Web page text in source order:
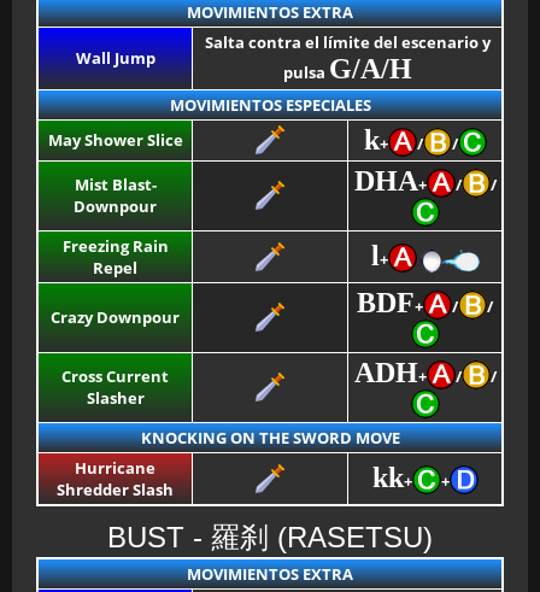
MOVIMIENTOS EXTRA
Wall Jump
Salta contra el límite del escenario y
pulsa G/A/H
MOVIMIENTOS ESPECIALES
May Shower Slice
k+ /
/
Mist Blast-
Downpour
DHA+ / /
Freezing Rain
Repel
l+
Crazy Downpour BDF+ / /
Cross Current
Slasher
ADH+ / /
KNOCKING ON THE SWORD MOVE
Hurricane
Shredder Slash
kk+ +
BUST - 羅刹 (RASETSU)
MOVIMIENTOS EXTRA